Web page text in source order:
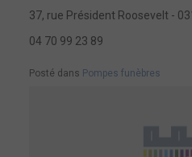
37, rue Président Roosevelt -
04 70 99 23 89
Posté dans Pompes funèbres